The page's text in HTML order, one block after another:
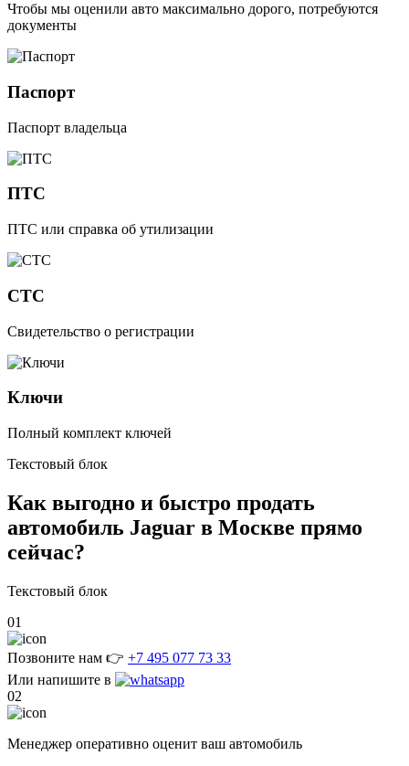
Чтобы мы оценили авто максимально дорого, потребуются
документы
Паспорт
Паспорт владельца
ПТС
ПТС или справка об утилизации
СТС
Свидетельство о регистрации
Ключи
Полный комплект ключей
Текстовый блок
Как выгодно и быстро продать
автомобиль Jaguar в Москве прямо
сейчас?
Текстовый блок
01
Позвоните нам 👉 +7 495 077 73 33
Или напишите в
02
Менеджер оперативно оценит ваш автомобиль